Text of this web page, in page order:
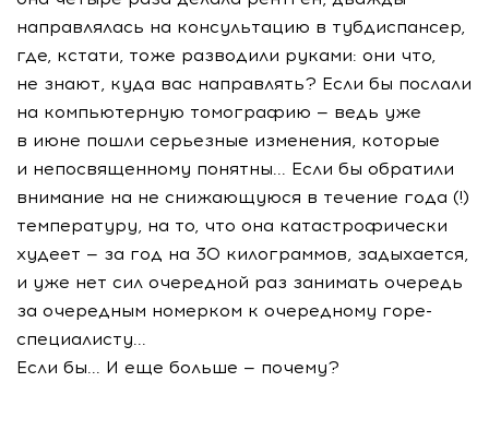
направлялась на консультацию в тубдиспансер,
где, кстати, тоже разводили руками: они что,
не знают, куда вас направлять? Если бы послали
на компьютерную томографию — ведь уже
в июне пошли серьезные изменения, которые
и непосвященному понятны... Если бы обратили
внимание на не снижающуюся в течение года (!)
температуру, на то, что она катастрофически
худеет — за год на 30 килограммов, задыхается,
и уже нет сил очередной раз занимать очередь
за очередным номерком к очередному горе-
специалисту...
Если бы... И еще больше — почему?